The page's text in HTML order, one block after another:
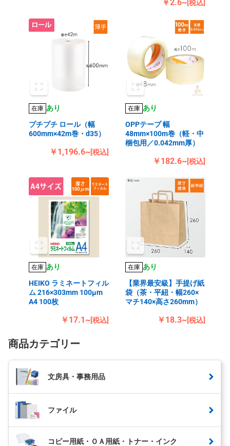
￥2.6~ [税込]
在庫 あり
プチプチ ロール（幅
600mm×42m巻・d35）
￥1,196.6~[税込]
在庫 あり
OPPテープ 幅
48mm×100m巻（軽・中
梱包用／0.042mm厚）
￥182.6~[税込]
在庫 あり
HEIKO ラミネートフィル
ム 216×303mm 100μm
A4 100枚
￥17.1~[税込]
在庫 あり
【業界最安級】手提げ紙
袋（茶・平紐・幅260×
マチ140×高さ260mm）
￥18.3~[税込]
商品カテゴリー
文房具・事務用品
ファイル
コピー用紙・ＯＡ用紙・トナー・インク